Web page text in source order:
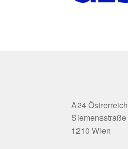
A24 Östrerreich
Siemensstraße
1210 Wien